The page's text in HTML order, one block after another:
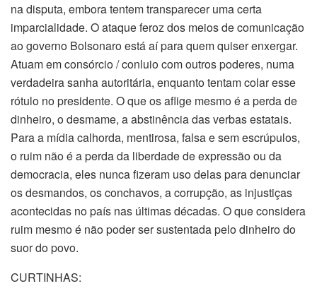
na disputa, embora tentem transparecer uma certa
imparcialidade. O ataque feroz dos meios de comunicação
ao governo Bolsonaro está aí para quem quiser enxergar.
Atuam em consórcio / conluio com outros poderes, numa
verdadeira sanha autoritária, enquanto tentam colar esse
rótulo no presidente. O que os aflige mesmo é a perda de
dinheiro, o desmame, a abstinência das verbas estatais.
Para a mídia calhorda, mentirosa, falsa e sem escrúpulos,
o ruim não é a perda da liberdade de expressão ou da
democracia, eles nunca fizeram uso delas para denunciar
os desmandos, os conchavos, a corrupção, as injustiças
acontecidas no país nas últimas décadas. O que considera
ruim mesmo é não poder ser sustentada pelo dinheiro do
suor do povo.
CURTINHAS: